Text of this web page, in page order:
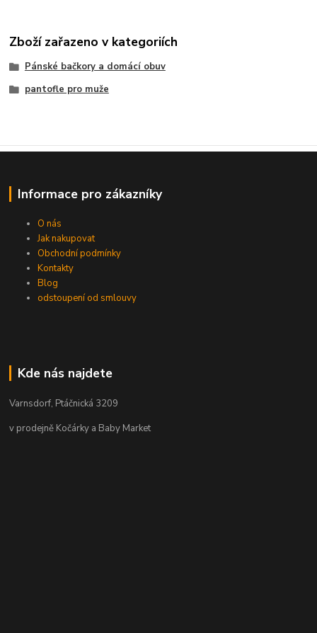
Zboží zařazeno v kategoriích
Pánské bačkory a domácí obuv
pantofle pro muže
Informace pro zákazníky
O nás
Jak nakupovat
Obchodní podmínky
Kontakty
Blog
odstoupení od smlouvy
Kde nás najdete
Varnsdorf, Ptáčnická 3209
v prodejně Kočárky a Baby Market